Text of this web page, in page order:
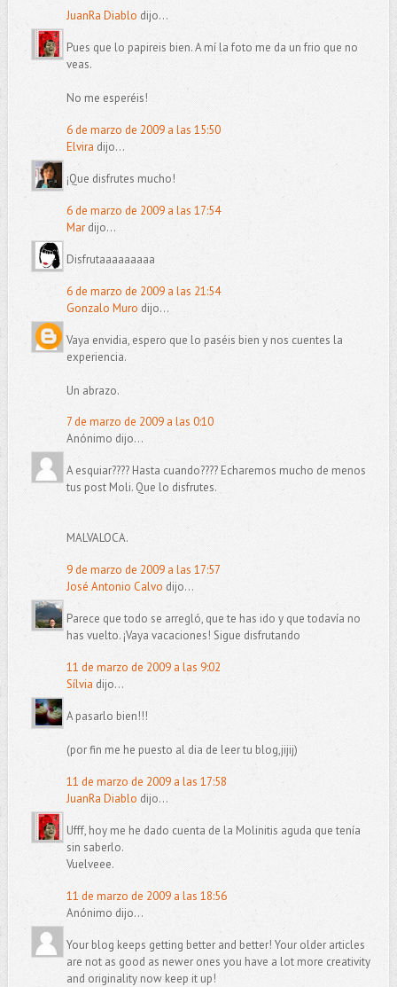
JuanRa Diablo dijo...
Pues que lo papireis bien. A mí la foto me da un frio que no
veas.
No me esperéis!
6 de marzo de 2009 a las 15:50
Elvira dijo...
¡Que disfrutes mucho!
6 de marzo de 2009 a las 17:54
Mardijo...
Disfrutaaaaaaaaa
6 de marzo de 2009 a las 21:54
Gonzalo Muro dijo...
Vaya envidia, espero que lo paséis bien y nos cuentes la
experiencia.
Un abrazo.
7 de marzo de 2009 a las 0:10
Anónimo dijo...
A esquiar???? Hasta cuando???? Echaremos mucho de menos
tus post Moli. Que lo disfrutes.
MALVALOCA.
9 de marzo de 2009 a las 17:57
José Antonio Calvo dijo...
Parece que todo se arregló, que te has ido y que todavía no
has vuelto. ¡Vaya vacaciones! Sigue disfrutando
11 de marzo de 2009 a las 9:02
Sílvia dijo...
A pasarlo bien!!!
(por fin me he puesto al dia de leer tu blog,jijij)
11 de marzo de 2009 a las 17:58
JuanRa Diablo dijo...
Ufff, hoy me he dado cuenta de la Molinitis aguda que tenía
sin saberlo.
Vuelveee.
11 de marzo de 2009 a las 18:56
Anónimo dijo...
Your blog keeps getting better and better! Your older articles
are not as good as newer ones you have a lot more creativity
and originality now keep it up!